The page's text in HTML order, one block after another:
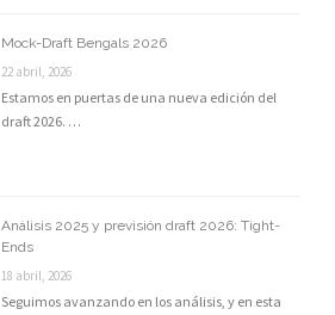
Mock-Draft Bengals 2026
22 abril, 2026
Estamos en puertas de una nueva edición del
draft 2026. …
Análisis 2025 y previsión draft 2026: Tight-
Ends
18 abril, 2026
Seguimos avanzando en los análisis, y en esta